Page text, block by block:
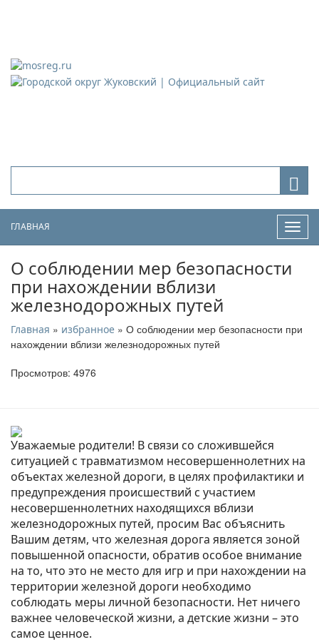
ГЛАВНАЯ
О соблюдении мер безопасности
при нахождении вблизи
железнодорожных путей
Главная » избранное » О соблюдении мер безопасности при
нахождении вблизи железнодорожных путей
Просмотров: 4976
Уважаемые родители! В связи со сложившейся
ситуацией с травматизмом несовершеннолетних на
объектах железной дороги, в целях профилактики и
предупреждения происшествий с участием
несовершеннолетних находящихся вблизи
железнодорожных путей, просим Вас объяснить
Вашим детям, что железная дорога является зоной
повышенной опасности, обратив особое внимание
на то, что это не место для игр и при нахождении на
территории железной дороги необходимо
соблюдать меры личной безопасности. Нет ничего
важнее человеческой жизни, а детские жизни – это
самое ценное.